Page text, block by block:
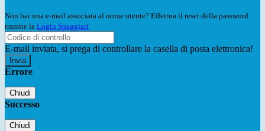
Non hai una e-mail associata al nome utente? Effettua il reset della password
tramite la Login Spaggiari
E-mail inviata, si prega di controllare la casella di posta elettronica!
Errore
Chiudi
Successo
Chiudi